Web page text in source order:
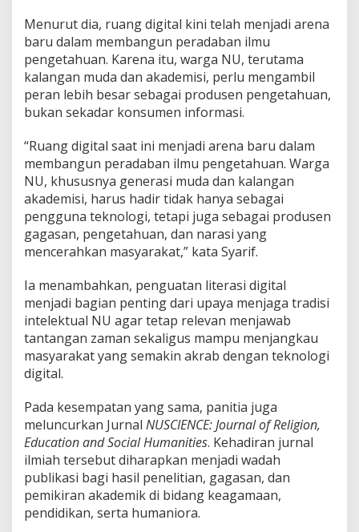
Menurut dia, ruang digital kini telah menjadi arena
baru dalam membangun peradaban ilmu
pengetahuan. Karena itu, warga NU, terutama
kalangan muda dan akademisi, perlu mengambil
peran lebih besar sebagai produsen pengetahuan,
bukan sekadar konsumen informasi.
“Ruang digital saat ini menjadi arena baru dalam
membangun peradaban ilmu pengetahuan. Warga
NU, khususnya generasi muda dan kalangan
akademisi, harus hadir tidak hanya sebagai
pengguna teknologi, tetapi juga sebagai produsen
gagasan, pengetahuan, dan narasi yang
mencerahkan masyarakat,” kata Syarif.
Ia menambahkan, penguatan literasi digital
menjadi bagian penting dari upaya menjaga tradisi
intelektual NU agar tetap relevan menjawab
tantangan zaman sekaligus mampu menjangkau
masyarakat yang semakin akrab dengan teknologi
digital.
Pada kesempatan yang sama, panitia juga
meluncurkan Jurnal NUSCIENCE: Journal of Religion,
Education and Social Humanities. Kehadiran jurnal
ilmiah tersebut diharapkan menjadi wadah
publikasi bagi hasil penelitian, gagasan, dan
pemikiran akademik di bidang keagamaan,
pendidikan, serta humaniora.